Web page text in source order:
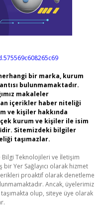
bir marka, kurum
bulunmamaktadır.
makaleler
içerikler haber niteliği
ve kişiler hakkında
kurum ve kişiler ile isim
Sitemizdeki bilgiler
taşımazlar.
Bilgi Teknolojileri ve İletişim
bir Yer Sağlayıcı olarak hizmet
proaktif olarak denetleme
Ancak, üyelerimiz
olup, siteye üye olarak